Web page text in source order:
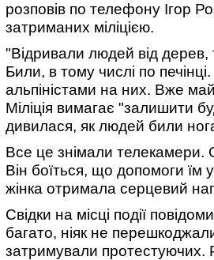
розповів по телефону Ігор
затриманих міліцією.
"Відривали людей від
Били, в тому числі по
альпіністами на них. Вже
Міліція вимагає "залишити
дивилася, як людей били
Все це знімали телекамери.
Він боїться, що допомоги їм
жінка отримала серцевий
Свідки на місці події
багато, ніяк не
затримували протестуючих.